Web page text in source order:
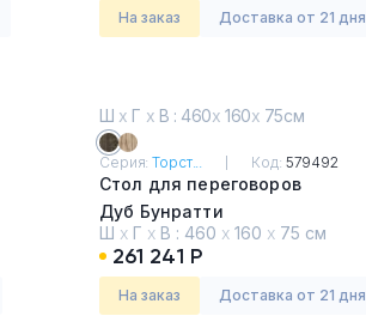
На заказ Доставка от 21 дня
Ш х Г х В : 460х 160х 75см
Серия:Торст... Код: 579492
Стол для переговоров
Дуб Бунратти
Ш х Г х В : 460 х 160 х 75 см
261 241 Р
На заказ Доставка от 21 дня